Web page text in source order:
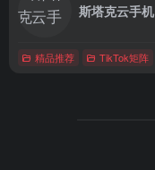
斯塔克云手机
精品推荐 TikTok矩阵